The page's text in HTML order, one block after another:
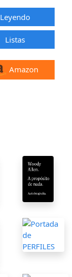
Leyendo
Listas
Amazon